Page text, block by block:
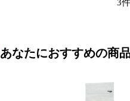
3
あなたにおすすめの商